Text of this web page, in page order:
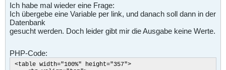
Ich habe mal wieder eine Frage:
Ich übergebe eine Variable per link, und danach soll dann in der
Datenbank
gesucht werden. Doch leider gibt mir die Ausgabe keine Werte.
PHP-Code:
<table width="100%" height="357">